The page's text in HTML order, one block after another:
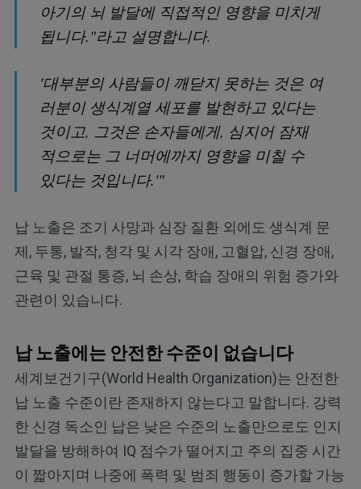
아기의 뇌 발달에 직접적인 영향을 미치게
됩니다."라고 설명합니다.
'대부분의 사람들이 깨닫지 못하는 것은 여
러분이 생식계열 세포를 발현하고 있다는
것이고, 그것은 손자들에게, 심지어 잠재
적으로는 그 너머에까지 영향을 미칠 수
있다는 것입니다.'"
납 노출은 조기 사망과 심장 질환 외에도 생식계 문
제, 두통, 발작, 청각 및 시각 장애, 고혈압, 신경 장애,
근육 및 관절 통증, 뇌 손상, 학습 장애의 위험 증가와
관련이 있습니다.
납 노출에는 안전한 수준이 없습니다
세계보건기구(World Health Organization)는 안전한
납 노출 수준이란 존재하지 않는다고 말합니다. 강력
한 신경 독소인 납은 낮은 수준의 노출만으로도 인지
발달을 방해하여 IQ 점수가 떨어지고 주의 집중 시간
이 짧아지며 나중에 폭력 및 범죄 행동이 증가할 가능